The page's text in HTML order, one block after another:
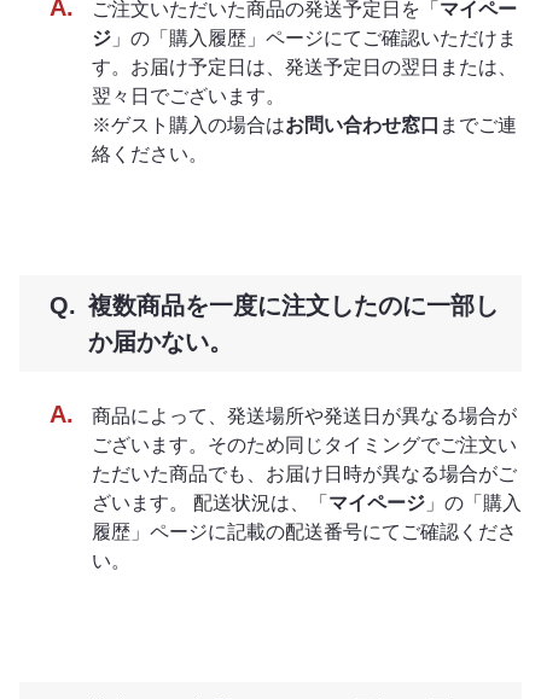
ご注文いただいた商品の発送予定日を「 マイペー
ジ 」の「購入履歴」ページにてご確認いただけま
す。お届け予定日は、発送予定日の翌日または、
翌々日でございます。
※ゲスト購入の場合はお問い合わせ窓口 までご連
絡ください。
複数商品を一度に注文したのに一部し
か届かない。
商品によって、発送場所や発送日が異なる場合が
ございます。そのため同じタイミングでご注文い
ただいた商品でも、お届け日時が異なる場合がご
ざいます。 配送状況は、「 マイページ 」の「購入
履歴」ページに記載の配送番号にてご確認くださ
い。